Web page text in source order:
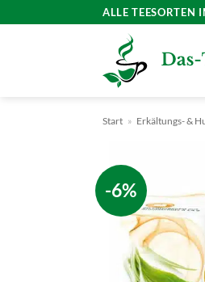
ALLE TEESORTEN
Start » Erkältungs- &
-6%